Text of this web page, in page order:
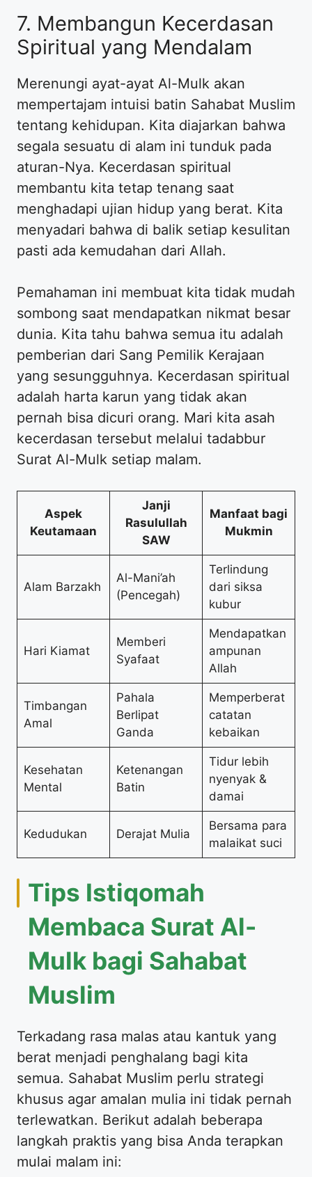
7. Membangun Kecerdasan
Spiritual yang Mendalam
Merenungi ayat-ayat Al-Mulk akan
mempertajam intuisi batin Sahabat Muslim
tentang kehidupan. Kita diajarkan bahwa
segala sesuatu di alam ini tunduk pada
aturan-Nya. Kecerdasan spiritual
membantu kita tetap tenang saat
menghadapi ujian hidup yang berat. Kita
menyadari bahwa di balik setiap kesulitan
pasti ada kemudahan dari Allah.
Pemahaman ini membuat kita tidak mudah
sombong saat mendapatkan nikmat besar
dunia. Kita tahu bahwa semua itu adalah
pemberian dari Sang Pemilik Kerajaan
yang sesungguhnya. Kecerdasan spiritual
adalah harta karun yang tidak akan
pernah bisa dicuri orang. Mari kita asah
kecerdasan tersebut melalui tadabbur
Surat Al-Mulk setiap malam.
Aspek
Keutamaan
Janji
Rasulullah
SAW
Manfaat bagi
Mukmin
Alam Barzakh
Al-Mani’ah
(Pencegah)
Terlindung
dari siksa
kubur
Hari Kiamat
Memberi
Syafaat
Mendapatkan
ampunan
Allah
Timbangan
Amal
Pahala
Berlipat
Ganda
Memperberat
catatan
kebaikan
Kesehatan
Mental
Ketenangan
Batin
Tidur lebih
nyenyak &
damai
Kedudukan Derajat Mulia
Bersama para
malaikat suci
Tips Istiqomah
Membaca Surat Al-
Mulk bagi Sahabat
Muslim
Terkadang rasa malas atau kantuk yang
berat menjadi penghalang bagi kita
semua. Sahabat Muslim perlu strategi
khusus agar amalan mulia ini tidak pernah
terlewatkan. Berikut adalah beberapa
langkah praktis yang bisa Anda terapkan
mulai malam ini: